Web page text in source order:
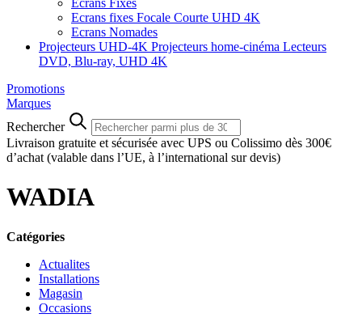
Ecrans Fixes
Ecrans fixes Focale Courte UHD 4K
Ecrans Nomades
Projecteurs UHD-4K Projecteurs home-cinéma Lecteurs
DVD, Blu-ray, UHD 4K
Promotions
Marques
Rechercher
Livraison gratuite et sécurisée avec UPS ou Colissimo dès 300€
d’achat (valable dans l’UE, à l’international sur devis)
WADIA
Catégories
Actualites
Installations
Magasin
Occasions